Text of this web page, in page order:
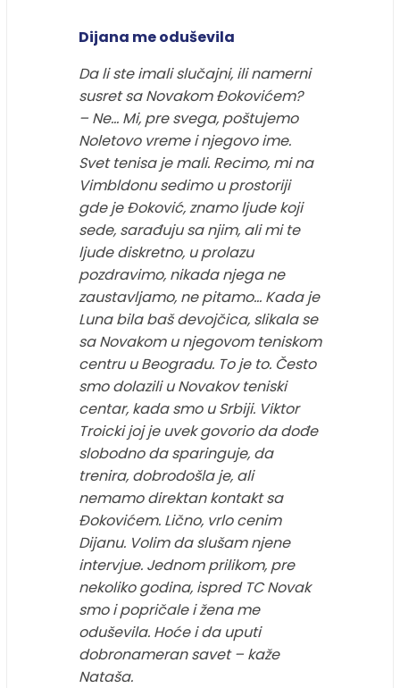
Dijana me oduševila
Da li ste imali slučajni, ili namerni
susret sa Novakom Đokovićem?
– Ne… Mi, pre svega, poštujemo
Noletovo vreme i njegovo ime.
Svet tenisa je mali. Recimo, mi na
Vimbldonu sedimo u prostoriji
gde je Đoković, znamo ljude koji
sede, sarađuju sa njim, ali mi te
ljude diskretno, u prolazu
pozdravimo, nikada njega ne
zaustavljamo, ne pitamo… Kada je
Luna bila baš devojčica, slikala se
sa Novakom u njegovom teniskom
centru u Beogradu. To je to. Često
smo dolazili u Novakov teniski
centar, kada smo u Srbiji. Viktor
Troicki joj je uvek govorio da dođe
slobodno da sparinguje, da
trenira, dobrodošla je, ali
nemamo direktan kontakt sa
Đokovićem. Lično, vrlo cenim
Dijanu. Volim da slušam njene
intervjue. Jednom prilikom, pre
nekoliko godina, ispred TC Novak
smo i popričale i žena me
oduševila. Hoće i da uputi
dobronameran savet – kaže
Nataša.